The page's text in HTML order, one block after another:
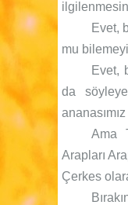
Evet,
mu
Evet,
da
Ama
Arapları
Çerkes